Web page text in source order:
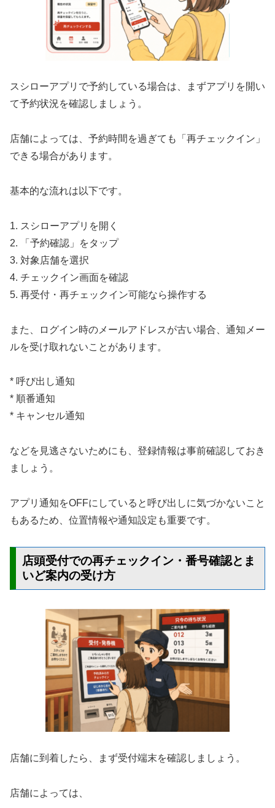
スシローアプリで予約している場合は、まずアプリを開い
て予約状況を確認しましょう。
店舗によっては、予約時間を過ぎても「再チェックイン」
できる場合があります。
基本的な流れは以下です。
1. スシローアプリを開く
2. 「予約確認」をタップ
3. 対象店舗を選択
4. チェックイン画面を確認
5. 再受付・再チェックイン可能なら操作する
また、ログイン時のメールアドレスが古い場合、通知メー
ルを受け取れないことがあります。
* 呼び出し通知
* 順番通知
* キャンセル通知
などを見逃さないためにも、登録情報は事前確認しておき
ましょう。
アプリ通知をOFFにしていると呼び出しに気づかないこと
もあるため、位置情報や通知設定も重要です。
店頭受付での再チェックイン・番号確認とま
いど案内の受け方
店舗に到着したら、まず受付端末を確認しましょう。
店舗によっては、